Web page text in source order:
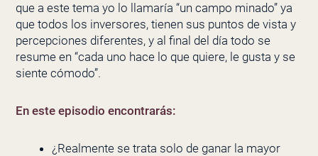
que a este tema yo lo llamaría “un campo minado” ya
que todos los inversores, tienen sus puntos de vista y
percepciones diferentes, y al final del día todo se
resume en “cada uno hace lo que quiere, le gusta y se
siente cómodo”.
En este episodio encontrarás:
¿Realmente se trata solo de ganar la mayor